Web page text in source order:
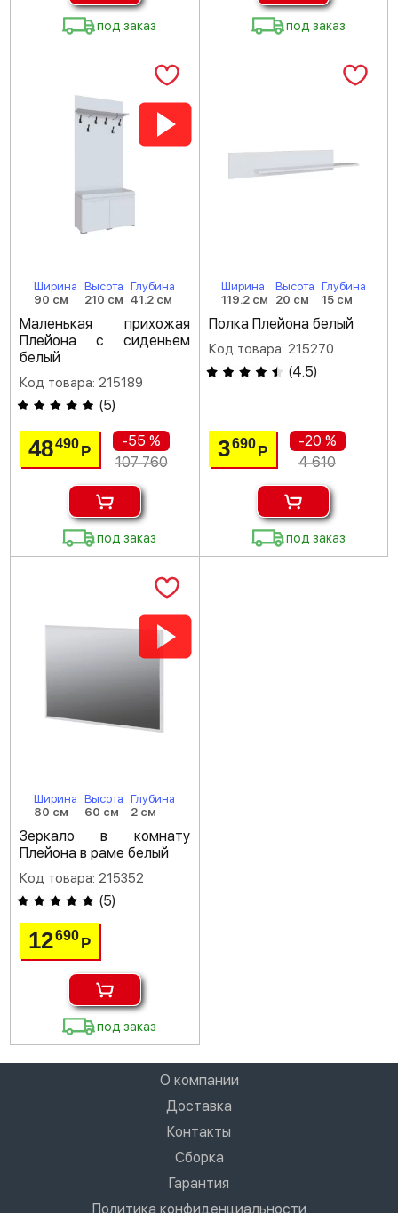
под заказ под заказ
Ширина
90 см
Высота
210 см
Глубина
41.2 см
Маленькая прихожая
Плейона с сиденьем
белый
Код товара: 215189
(5)
48490Р
-55 %
107 760
под заказ
Ширина
119.2 см
Высота
20 см
Глубина
15 см
Полка Плейона белый
Код товара: 215270
(4.5)
3690 Р
-20 %
4 610
под заказ
Ширина
80 см
Высота
60 см
Глубина
2 см
Зеркало в комнату
Плейона в раме белый
Код товара: 215352
(5)
12690Р
под заказ
О компании
Доставка
Контакты
Сборка
Гарантия
Политика конфиденциальности